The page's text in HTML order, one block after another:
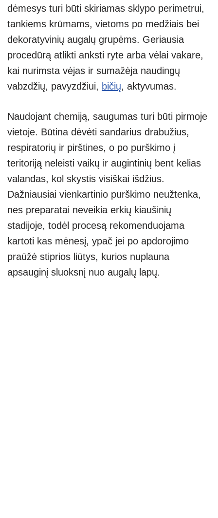
dėmesys turi būti skiriamas sklypo perimetrui,
tankiems krūmams, vietoms po medžiais bei
dekoratyvinių augalų grupėms. Geriausia
procedūrą atlikti anksti ryte arba vėlai vakare,
kai nurimsta vėjas ir sumažėja naudingų
vabzdžių, pavyzdžiui, bičių, aktyvumas.
Naudojant chemiją, saugumas turi būti pirmoje
vietoje. Būtina dėvėti sandarius drabužius,
respiratorių ir pirštines, o po purškimo į
teritoriją neleisti vaikų ir augintinių bent kelias
valandas, kol skystis visiškai išdžius.
Dažniausiai vienkartinio purškimo neužtenka,
nes preparatai neveikia erkių kiaušinių
stadijoje, todėl procesą rekomenduojama
kartoti kas mėnesį, ypač jei po apdorojimo
praūžė stiprios liūtys, kurios nuplauna
apsauginį sluoksnį nuo augalų lapų.